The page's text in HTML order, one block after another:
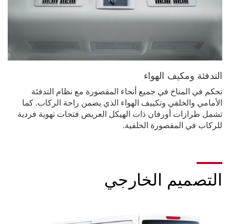
التدفئة ومكيف الهواء
تحكم في المناخ في جميع أنحاء المقصورة مع نظام التدفئة
الأمامي والخلفي وتكييف الهواء الذي يضمن راحة الركاب. كما
تشمل طرازات أورفان ذات الهيكل العريض فتحات تهوية فردية
للركاب في المقصورة الخلفية.
التصميم الخارجي